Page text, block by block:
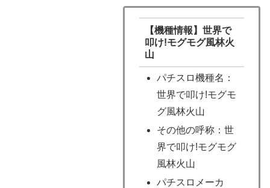
【機種情報】世界で
叩け!モグモグ風林火
山
パチスロ機種名：
世界で叩け!モグモ
グ風林火山
その他の呼称：世
界で叩け!モグモグ
風林火山
パチスロメーカ